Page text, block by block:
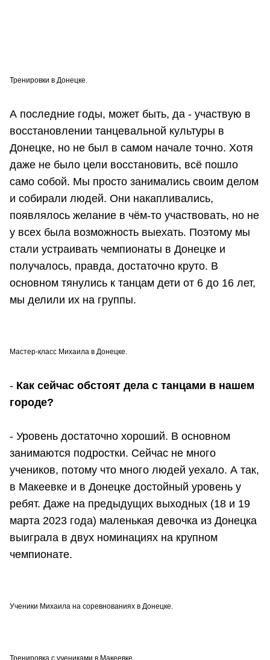
Тренировки в Донецке.
А последние годы, может быть, да - участвую в
восстановлении танцевальной культуры в
Донецке, но не был в самом начале точно. Хотя
даже не было цели восстановить, всё пошло
само собой. Мы просто занимались своим делом
и собирали людей. Они накапливались,
появлялось желание в чём-то участвовать, но не
у всех была возможность выехать. Поэтому мы
стали устраивать чемпионаты в Донецке и
получалось, правда, достаточно круто. В
основном тянулись к танцам дети от 6 до 16 лет,
мы делили их на группы.
Мастер-класс Михаила в Донецке.
- Как сейчас обстоят дела с танцами в нашем
городе?
- Уровень достаточно хороший. В основном
занимаются подростки. Сейчас не много
учеников, потому что много людей уехало. А так,
в Макеевке и в Донецке достойный уровень у
ребят. Даже на предыдущих выходных (18 и 19
марта 2023 года) маленькая девочка из Донецка
выиграла в двух номинациях на крупном
чемпионате.
Ученики Михаила на соревнованиях в Донецке.